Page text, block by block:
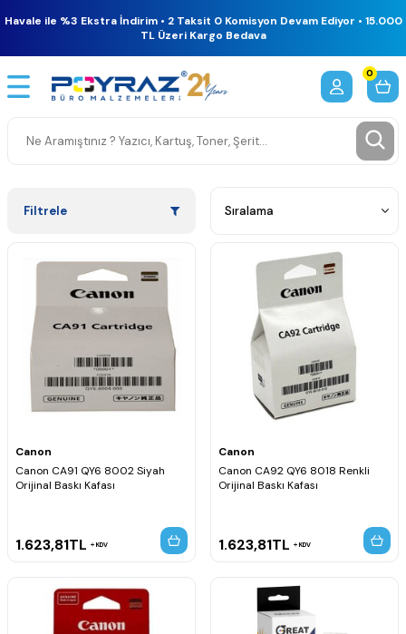
Havale ile %3 Ekstra İndirim • 2 Taksit 0 Komisyon Devam Ediyor • 15.000
TL Üzeri Kargo Bedava
0
Filtrele
Canon
Canon CA91 QY6 8002 Siyah
Orijinal Baskı Kafası
1.623,81TL KDV
Canon
Canon CA92 QY6 8018 Renkli
Orijinal Baskı Kafası
1.623,81TL KDV